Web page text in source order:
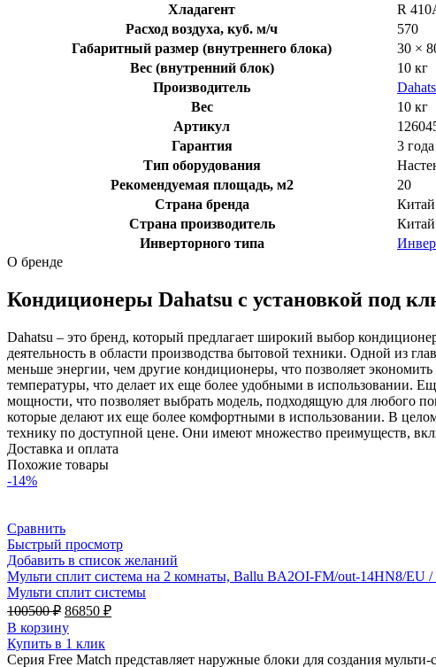
Хладагент
R
Расход воздуха, куб. м/ч
570
Габаритный размер (внутреннего блока)
30 ×
Вес (внутренний блок)
10 кг
Производитель
Вес
10 кг
Артикул
Гарантия
3 года
Тип оборудования
Рекомендуемая площадь, м2
20
Страна бренда
Китай
Страна производитель
Китай
Инверторного типа
О бренде
Кондиционеры Dahatsu с установкой под
Dahatsu – это бренд, который предлагает широкий выбор
деятельность в области производства бытовой техники. Одной из
меньше энергии, чем другие кондиционеры, что позволяет
температуры, что делает их еще более удобными в использовании.
мощности, что позволяет выбрать модель, подходящую для любого
которые делают их еще более комфортными в использовании. В
технику по доступной цене. Они имеют множество преимуществ,
Доставка и оплата
Похожие товары
-14%
Сравнить
Быстрый просмотр
Добавить в список желаний
Мульти сплит система на 2 комнаты, Ballu BA2OI-FM/out-14HN8/
Мульти сплит системы
100500₽ Первоначальная
цена
составляла
100500 ₽.
86850 ₽Текущая
В корзину
Купить в 1 клик
Серия Free Match представляет наружные блоки для создания